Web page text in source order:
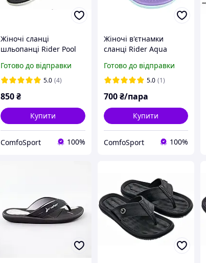
Жіночі сланці
шльопанці Rider Pool
Готово до відправки
5.0 (4)
850₴
Купити
ComfoSport 100%
Жіночі в'єтнамки
сланці Rider Aqua
см)
Готово до відправки
5.0 (1)
700 ₴/пара
Купити
ComfoSport 100%